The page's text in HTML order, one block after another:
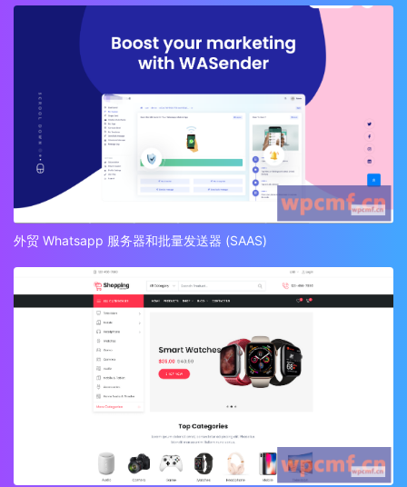
外贸 Whatsapp 服务器和批量发送器 (SAAS)